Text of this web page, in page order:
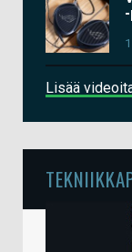
Lisää